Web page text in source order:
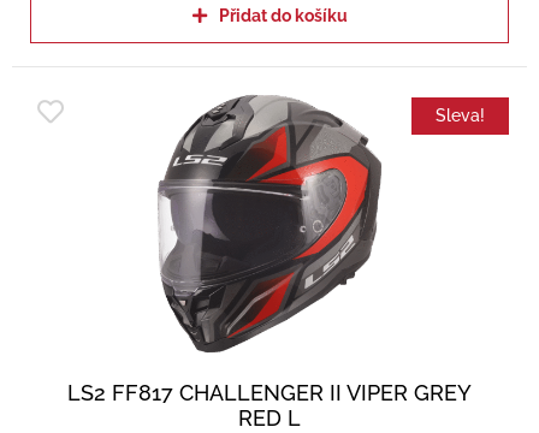
Přidat do košíku
Sleva!
LS2 FF817 CHALLENGER II VIPER GREY
RED L